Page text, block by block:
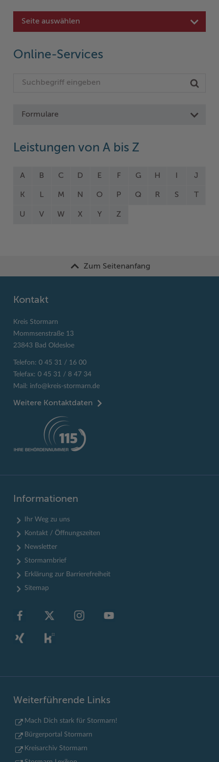
Seite auswählen
Online-Services
Formulare
Leistungen von A bis Z
A B C D E F G H J
K L M N O P Q R S
U V W X Y Z
Zum Seitenanfang
Kontakt
Kreis Stormarn
Mommsenstraße 13
23843 Bad Oldesloe
Telefon: 0 45 31 / 16 00
Telefax: 0 45 31 / 8 47 34
Mail: info@kreis-stormarn.de
Weitere Kontaktdaten
Informationen
Ihr Weg zu uns
Kontakt / Öffnungszeiten
Newsletter
Stormarnbrief
Erklärung zur Barrierefreiheit
Sitemap
Weiterführende Links
Mach Dich stark für Stormarn!
Bürgerportal Stormarn
Kreisarchiv Stormarn